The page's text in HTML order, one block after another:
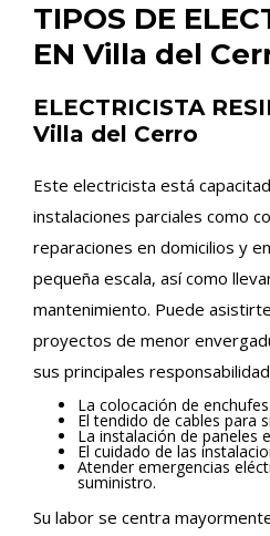
TIPOS DE
EN Villa del
ELECTRICISTA
Villa del Cerro
Este electricista está
instalaciones parciales como
reparaciones en domicilios y
pequeña escala, así como
mantenimiento. Puede
proyectos de menor
sus principales
La colocación de enchufes.
El tendido de cables para
La instalación de paneles
El cuidado de las
Atender emergencias
suministro.
Su labor se centra